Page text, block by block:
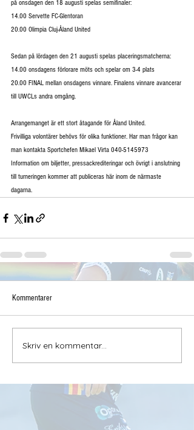
på onsdagen den 18 augusti spelas semifinaler:
14.00 Servette FC-Glentoran
20.00 Olimpia Cluj-Åland United
Sedan på lördagen den 21 augusti spelas placeringsmatcherna:
14.00 onsdagens förlorare möts och spelar om 3-4 plats
20.00 FINAL mellan onsdagens vinnare. Finalens vinnare avancerar
till UWCLs andra omgång.
Arrangemanget är ett stort åtagande för Åland United.
Frivilliga volontärer behövs för olika funktioner. Har man frågor kan
man kontakta Sportchefen Mikael Virta 040-5145973
Information om biljetter, pressackrediteringar och övrigt i anslutning
till turneringen kommer att publiceras här inom de närmaste
dagarna.
Kommentarer
Skriv en kommentar...